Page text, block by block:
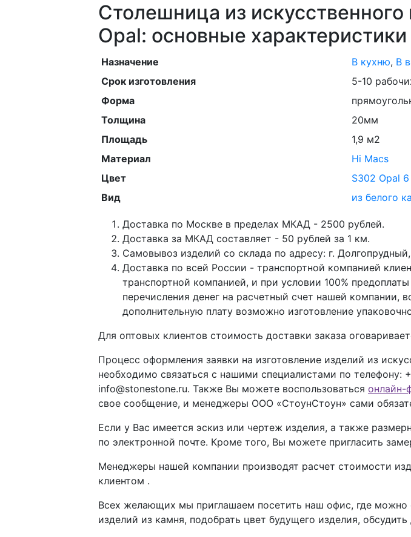
Столешница из
Opal: основные характеристики
Назначение В кухню, В
Срок изготовления
5-10
Форма
Толщина
20мм
Площадь
1,9 м2
Материал
Hi Macs
Цвет
S302 Opal 6
Вид
из белого
Доставка по Москве в пределах МКАД - 2500 рублей.
Доставка за МКАД составляет - 50 рублей за 1 км.
Самовывоз изделий со склада по адресу: г.
Доставка по всей России - транспортной компанией
транспортной компанией, и при условии 100%
перечисления денег на расчетный счет нашей компании,
дополнительную плату возможно изготовление
Для оптовых клиентов стоимость доставки заказа
Процесс оформления заявки на изготовление изделий из
необходимо связаться с нашими специалистами по телефону:
info@stonestone.ru. Также Вы можете воспользоваться онлайн-
свое сообщение, и менеджеры ООО «СтоунСтоун» сами
Если у Вас имеется эскиз или чертеж изделия, а также
по электронной почте. Кроме того, Вы можете пригласить
Менеджеры нашей компании производят расчет стоимости
клиентом .
Всех желающих мы приглашаем посетить наш офис, где можно
изделий из камня, подобрать цвет будущего изделия,